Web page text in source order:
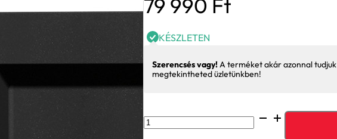
79 990 Ft
KÉSZLETEN
Szerencsés vagy!A terméket akár azonnal
megtekintheted üzletünkben!
Laveo
MILOS